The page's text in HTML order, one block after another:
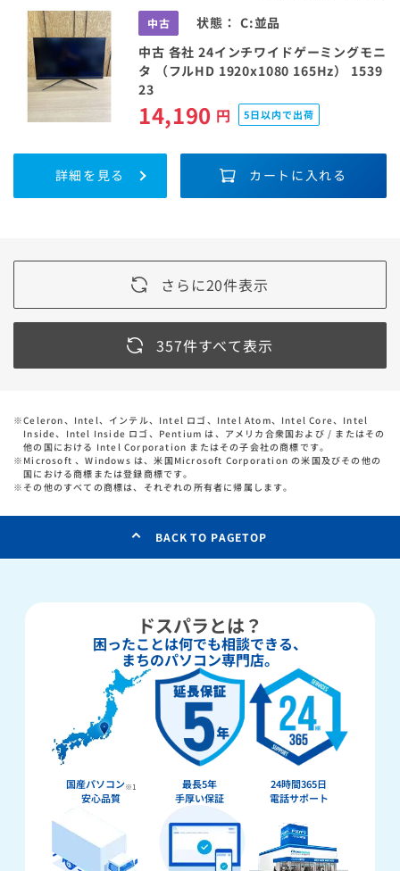
中古 状態： C:並品
中古 各社 24インチワイドゲーミングモニ
タ （フルHD 1920x1080 165Hz） 1539
23
14,190 円 5日以内で出荷
詳細を見る カートに入れる
さらに20件表示
357件すべて表示
※Celeron、Intel、インテル、Intel ロゴ、Intel Atom、Intel Core、Intel
Inside、Intel Inside ロゴ、Pentium は、アメリカ合衆国および / またはその
他の国における Intel Corporation またはその子会社の商標です。
※ Microsoft 、Windows は、米国Microsoft Corporation の米国及びその他の
国における商標または登録商標です。
※ その他のすべての商標は、それぞれの所有者に帰属します。
BACK TO PAGETOP
ドスパラとは？
困ったことは何でも相談できる、
まちのパソコン専門店。
国産パソコン※1
安心品質
最長5年
手厚い保証
24時間365日
電話サポート